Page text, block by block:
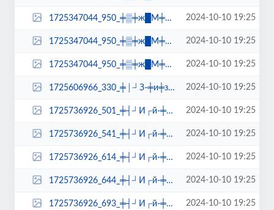
1725347044_950_╪▒╪ж█М╪│-╪м┘Е┘З┘И╪▒-╪п╪▒-... 2024-10-10 19:25
1725347044_950_╪▒╪ж█М╪│-╪м┘Е┘З┘И╪▒-╪п╪▒-... 2024-10-10 19:25
1725347044_950_╪▒╪ж█М╪│-╪м┘Е┘З┘И╪▒-╪п╪▒-... 2024-10-10 19:25
1725606966_330_╪│┘З-╪и╪з╪▓█М┌й┘Ж-╪и╪з█М╪... 2024-10-10 19:25
1725736926_501_╪┤┘И┌й-╪и┘З-┘И╪▒╪▓╪┤-╪з█М... 2024-10-10 19:25
1725736926_541_╪┤┘И┌й-╪и┘З-┘И╪▒╪▓╪┤-╪з█М... 2024-10-10 19:25
1725736926_614_╪┤┘И┌й-╪и┘З-┘И╪▒╪▓╪┤-╪з█М... 2024-10-10 19:25
1725736926_644_╪┤┘И┌й-╪и┘З-┘И╪▒╪▓╪┤-╪з█М... 2024-10-10 19:25
1725736926_693_╪┤┘И┌й-╪и┘З-┘И╪▒╪▓╪┤-╪з█М... 2024-10-10 19:25